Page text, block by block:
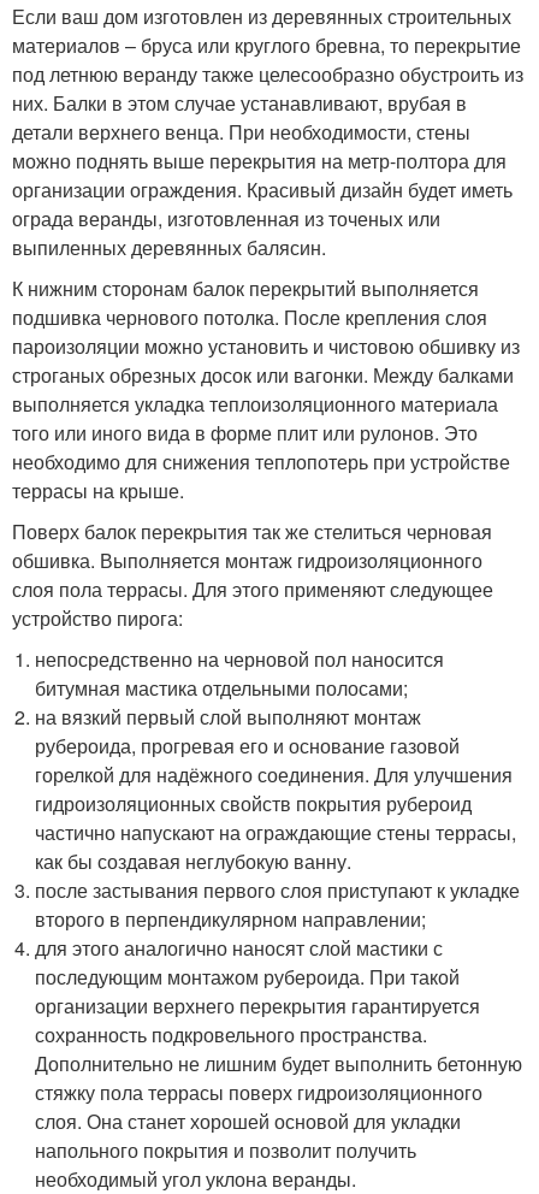
Если ваш дом изготовлен из деревянных строительных
материалов – бруса или круглого бревна, то перекрытие
под летнюю веранду также целесообразно обустроить из
них. Балки в этом случае устанавливают, врубая в
детали верхнего венца. При необходимости, стены
можно поднять выше перекрытия на метр-полтора для
организации ограждения. Красивый дизайн будет иметь
ограда веранды, изготовленная из точеных или
выпиленных деревянных балясин.
К нижним сторонам балок перекрытий выполняется
подшивка чернового потолка. После крепления слоя
пароизоляции можно установить и чистовою обшивку из
строганых обрезных досок или вагонки. Между балками
выполняется укладка теплоизоляционного материала
того или иного вида в форме плит или рулонов. Это
необходимо для снижения теплопотерь при устройстве
террасы на крыше.
Поверх балок перекрытия так же стелиться черновая
обшивка. Выполняется монтаж гидроизоляционного
слоя пола террасы. Для этого применяют следующее
устройство пирога:
непосредственно на черновой пол наносится
битумная мастика отдельными полосами;
на вязкий первый слой выполняют монтаж
рубероида, прогревая его и основание газовой
горелкой для надёжного соединения. Для улучшения
гидроизоляционных свойств покрытия рубероид
частично напускают на ограждающие стены террасы,
как бы создавая неглубокую ванну.
после застывания первого слоя приступают к укладке
второго в перпендикулярном направлении;
для этого аналогично наносят слой мастики с
последующим монтажом рубероида. При такой
организации верхнего перекрытия гарантируется
сохранность подкровельного пространства.
Дополнительно не лишним будет выполнить бетонную
стяжку пола террасы поверх гидроизоляционного
слоя. Она станет хорошей основой для укладки
напольного покрытия и позволит получить
необходимый угол уклона веранды.